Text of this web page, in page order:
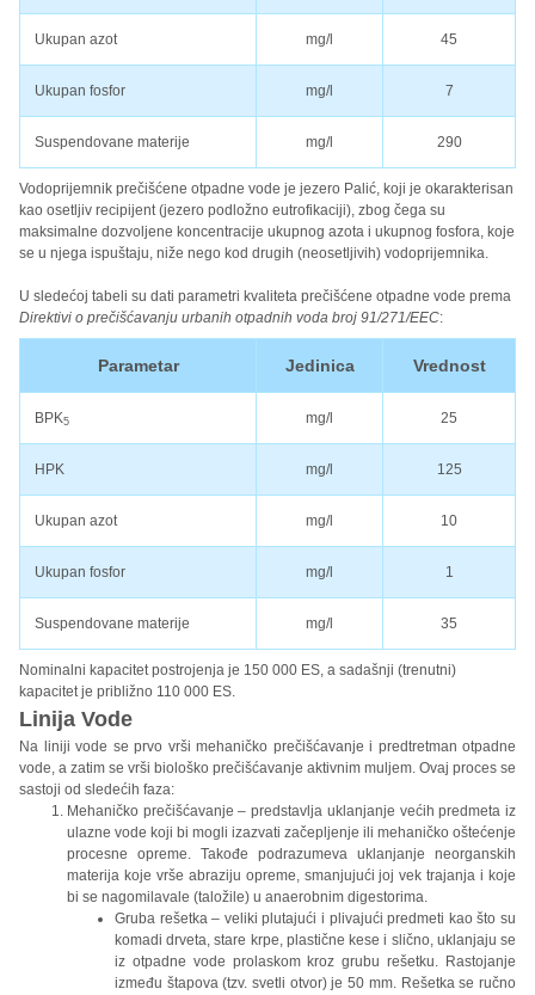
Ukupan azot mg/l 45
Ukupan fosfor mg/l 7
Suspendovane materije mg/l 290
Vodoprijemnik prečišćene otpadne vode je jezero Palić, koji je okarakterisan
kao osetljiv recipijent (jezero podložno eutrofikaciji), zbog čega su
maksimalne dozvoljene koncentracije ukupnog azota i ukupnog fosfora, koje
se u njega ispuštaju, niže nego kod drugih (neosetljivih) vodoprijemnika.
U sledećoj tabeli su dati parametri kvaliteta prečišćene otpadne vode prema
Direktivi o prečišćavanju urbanih otpadnih voda broj 91/271/EEC:
Parametar Jedinica Vrednost
BPK5 mg/l 25
HPK mg/l 125
Ukupan azot mg/l 10
Ukupan fosfor mg/l 1
Suspendovane materije mg/l 35
Nominalni kapacitet postrojenja je 150 000 ES, a sadašnji (trenutni)
kapacitet je približno 110 000 ES.
Linija Vode
Na liniji vode se prvo vrši mehaničko prečišćavanje i predtretman otpadne
vode, a zatim se vrši biološko prečišćavanje aktivnim muljem. Ovaj proces se
sastoji od sledećih faza:
Mehaničko prečišćavanje – predstavlja uklanjanje većih predmeta iz
ulazne vode koji bi mogli izazvati začepljenje ili mehaničko oštećenje
procesne opreme. Takođe podrazumeva uklanjanje neorganskih
materija koje vrše abraziju opreme, smanjujući joj vek trajanja i koje
bi se nagomilavale (taložile) u anaerobnim digestorima.
Gruba rešetka – veliki plutajući i plivajući predmeti kao što su
komadi drveta, stare krpe, plastične kese i slično, uklanjaju se
iz otpadne vode prolaskom kroz grubu rešetku. Rastojanje
između štapova (tzv. svetli otvor) je 50 mm. Rešetka se ručno